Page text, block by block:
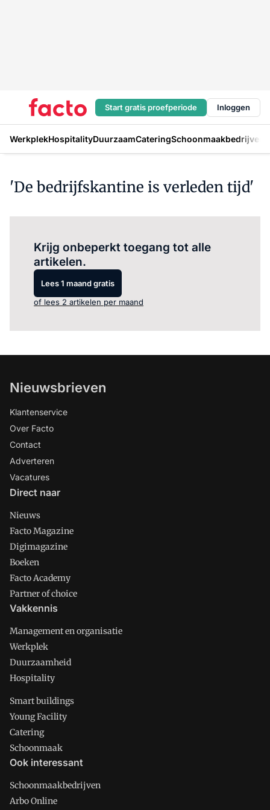
Start gratis proefperiode Inloggen
WerkplekHospitalityDuurzaamCateringSchoonmaakbedrijven
'De bedrijfskantine is verleden tijd'
Krijg onbeperkt toegang tot alle
artikelen.
Lees 1 maand gratis
of lees 2 artikelen per maand
Nieuwsbrieven
Klantenservice
Over Facto
Contact
Adverteren
Vacatures
Direct naar
Nieuws
Facto Magazine
Digimagazine
Boeken
Facto Academy
Partner of choice
Vakkennis
Management en organisatie
Werkplek
Duurzaamheid
Hospitality
Smart buildings
Young Facility
Catering
Schoonmaak
Ook interessant
Schoonmaakbedrijven
Arbo Online